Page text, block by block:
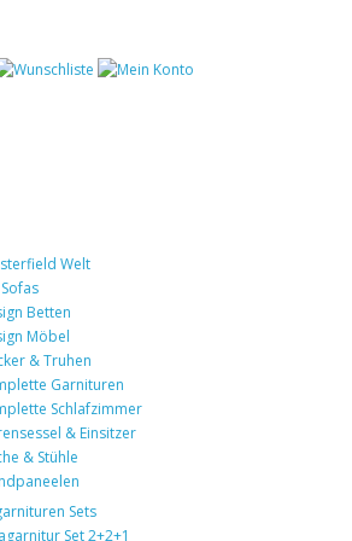
Welt
Betten
Möbel
& Truhen
Garnituren
Schlafzimmer
& Einsitzer
& Stühle
Sets
Set 2+2+1